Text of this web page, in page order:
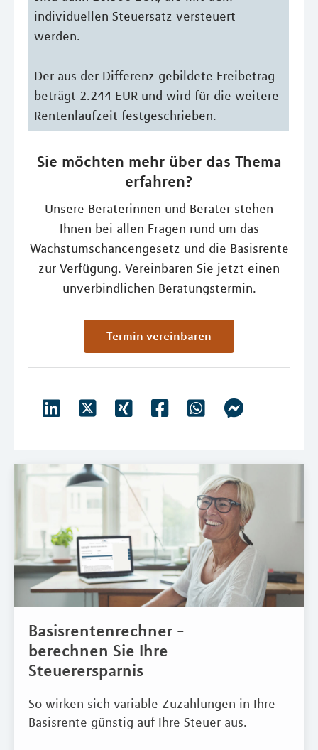
individuellen Steuersatz versteuert
werden.
Der aus der Differenz gebildete Freibetrag
beträgt 2.244 EUR und wird für die weitere
Rentenlaufzeit festgeschrieben.
Sie möchten mehr über das Thema
erfahren?
Unsere Beraterinnen und Berater stehen
Ihnen bei allen Fragen rund um das
Wachstumschancengesetz und die Basisrente
zur Verfügung. Vereinbaren Sie jetzt einen
unverbindlichen Beratungstermin.
Termin vereinbaren
Basisrentenrechner -
berechnen Sie Ihre
Steuerersparnis
So wirken sich variable Zuzahlungen in Ihre
Basisrente günstig auf Ihre Steuer aus.